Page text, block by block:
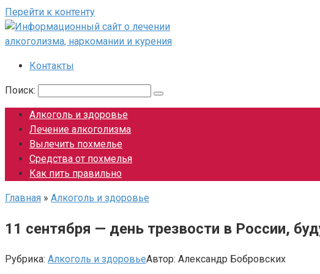
Перейти к контенту
Контакты
Поиск:
Алкоголь и здоровье
Лечение алкоголизма
Вылечить похмелье
Средства от похмелья
Как пить правильно
Главная » Алкоголь и здоровье
11 сентября — день трезвости в России,
Рубрика: Алкоголь и здоровьеАвтор: Александр Бобровских